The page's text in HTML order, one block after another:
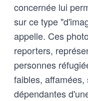
concernée lui
sur ce type
appelle. Ces
reporters,
personnes
faibles,
dépendantes